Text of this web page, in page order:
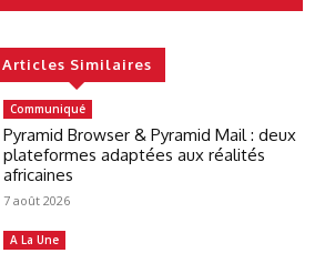
Articles Similaires
Communiqué
Pyramid Browser & Pyramid Mail : deux
plateformes adaptées aux réalités
africaines
7 août 2026
A La Une